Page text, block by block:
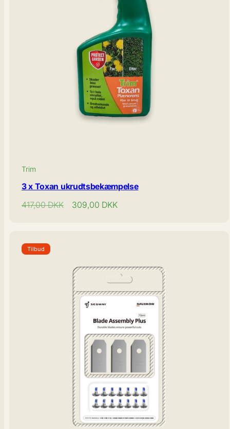
Trim
3 x Toxan ukrudtsbekæmpelse
Normal
417,00DKK Tilbudspris
309,00 DKK
Tilbud